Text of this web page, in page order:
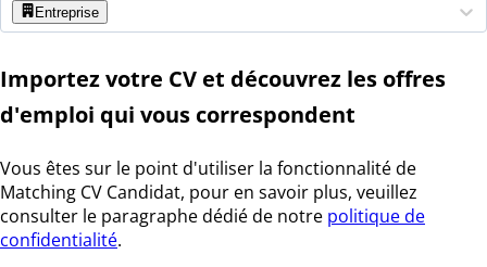
Entreprise
Importez votre CV et découvrez les offres
d'emploi qui vous correspondent
Vous êtes sur le point d'utiliser la fonctionnalité de
Matching CV Candidat, pour en savoir plus, veuillez
consulter le paragraphe dédié de notre politique de
confidentialité.